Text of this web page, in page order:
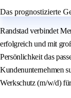
Das prognostizierte
Randstad verbindet
erfolgreich und mit
Persönlichkeit das
Kundenunternehmen
Werkschutz (m/w/d)